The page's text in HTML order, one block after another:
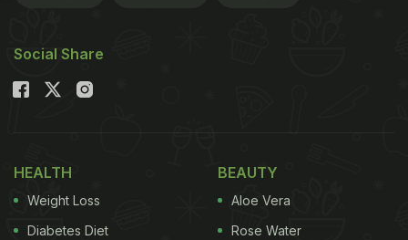
Social Share
HEALTH
Weight Loss
Diabetes Diet
BEAUTY
Aloe Vera
Rose Water